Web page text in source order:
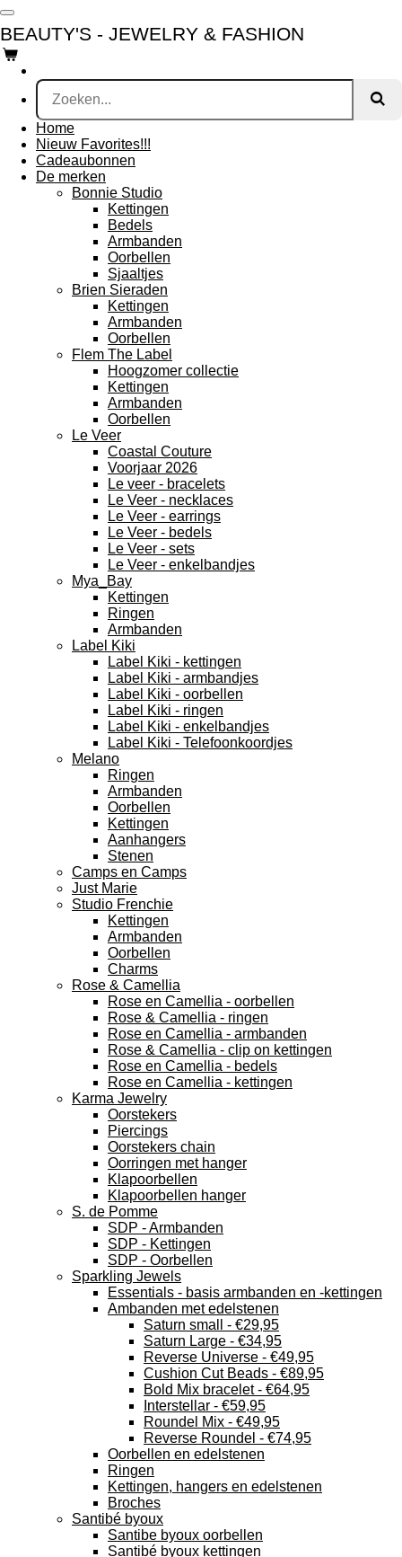
Ga
direct
naar
de
hoofdinhoud
BEAUTY'S - JEWELRY & FASHION
Home
Nieuw Favorites!!!
Cadeaubonnen
De merken
Bonnie Studio
Kettingen
Bedels
Armbanden
Oorbellen
Sjaaltjes
Brien Sieraden
Kettingen
Armbanden
Oorbellen
Flem The Label
Hoogzomer collectie
Kettingen
Armbanden
Oorbellen
Le Veer
Coastal Couture
Voorjaar 2026
Le veer - bracelets
Le Veer - necklaces
Le Veer - earrings
Le Veer - bedels
Le Veer - sets
Le Veer - enkelbandjes
Mya_Bay
Kettingen
Ringen
Armbanden
Label Kiki
Label Kiki - kettingen
Label Kiki - armbandjes
Label Kiki - oorbellen
Label Kiki - ringen
Label Kiki - enkelbandjes
Label Kiki - Telefoonkoordjes
Melano
Ringen
Armbanden
Oorbellen
Kettingen
Aanhangers
Stenen
Camps en Camps
Just Marie
Studio Frenchie
Kettingen
Armbanden
Oorbellen
Charms
Rose & Camellia
Rose en Camellia - oorbellen
Rose & Camellia - ringen
Rose en Camellia - armbanden
Rose & Camellia - clip on kettingen
Rose en Camellia - bedels
Rose en Camellia - kettingen
Karma Jewelry
Oorstekers
Piercings
Oorstekers chain
Oorringen met hanger
Klapoorbellen
Klapoorbellen hanger
S. de Pomme
SDP - Armbanden
SDP - Kettingen
SDP - Oorbellen
Sparkling Jewels
Essentials - basis armbanden en -kettingen
Ambanden met edelstenen
Saturn small - €29,95
Saturn Large - €34,95
Reverse Universe - €49,95
Cushion Cut Beads - €89,95
Bold Mix bracelet - €64,95
Interstellar - €59,95
Roundel Mix - €49,95
Reverse Roundel - €74,95
Oorbellen en edelstenen
Ringen
Kettingen, hangers en edelstenen
Broches
Santibé byoux
Santibe byoux oorbellen
Santibé byoux kettingen